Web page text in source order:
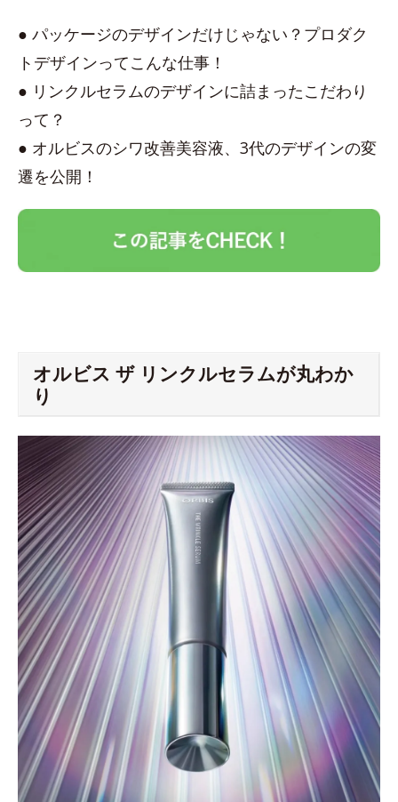
● パッケージのデザインだけじゃない？プロダク
トデザインってこんな仕事！
● リンクルセラムのデザインに詰まったこだわり
って？
● オルビスのシワ改善美容液、3代のデザインの変
遷を公開！
オルビス ザ リンクルセラムが丸わか
り